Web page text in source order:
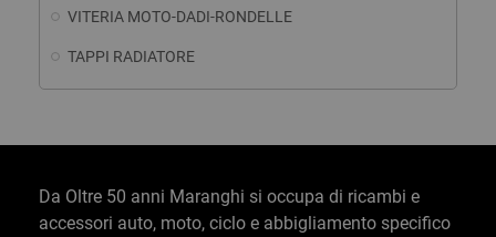
VITERIA MOTO-DADI-RONDELLE
TAPPI RADIATORE
Da Oltre 50 anni Maranghi si occupa di ricambi e
accessori auto, moto, ciclo e abbigliamento specifico